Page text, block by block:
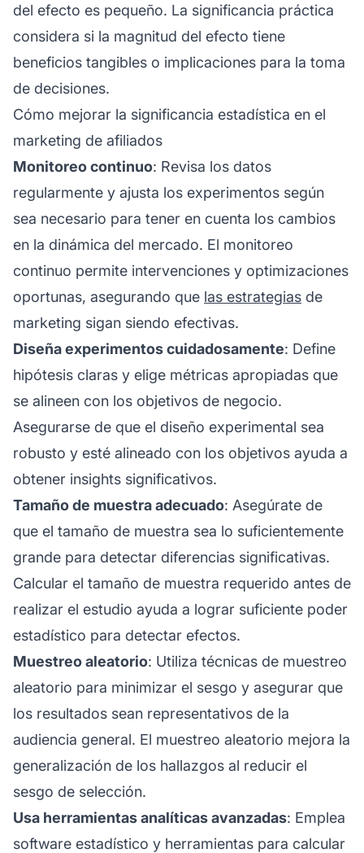
del efecto es pequeño. La significancia práctica
considera si la magnitud del efecto tiene
beneficios tangibles o implicaciones para la toma
de decisiones.
Cómo mejorar la significancia estadística en el
marketing de afiliados
Monitoreo continuo: Revisa los datos
regularmente y ajusta los experimentos según
sea necesario para tener en cuenta los cambios
en la dinámica del mercado. El monitoreo
continuo permite intervenciones y optimizaciones
oportunas, asegurando que las estrategias de
marketing sigan siendo efectivas.
Diseña experimentos cuidadosamente: Define
hipótesis claras y elige métricas apropiadas que
se alineen con los objetivos de negocio.
Asegurarse de que el diseño experimental sea
robusto y esté alineado con los objetivos ayuda a
obtener insights significativos.
Tamaño de muestra adecuado: Asegúrate de
que el tamaño de muestra sea lo suficientemente
grande para detectar diferencias significativas.
Calcular el tamaño de muestra requerido antes de
realizar el estudio ayuda a lograr suficiente poder
estadístico para detectar efectos.
Muestreo aleatorio: Utiliza técnicas de muestreo
aleatorio para minimizar el sesgo y asegurar que
los resultados sean representativos de la
audiencia general. El muestreo aleatorio mejora la
generalización de los hallazgos al reducir el
sesgo de selección.
Usa herramientas analíticas avanzadas: Emplea
software estadístico y herramientas para calcular